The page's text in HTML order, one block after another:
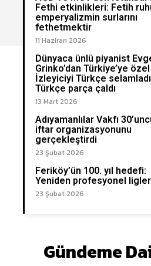
Fethi etkinlikleri: Fetih
emperyalizmin surlarını
fethetmektir
11 Haziran 2026
Dünyaca ünlü piyanist
Grinko’dan Türkiye’ye
İzleyiciyi Türkçe
Türkçe parça çaldı
13 Mart 2026
Adıyamanlılar Vakfı
iftar organizasyonunu
gerçekleştirdi
23 Şubat 2026
Feriköy’ün 100. yıl hedefi:
Yeniden profesyonel ligler
23 Şubat 2026
Gündeme